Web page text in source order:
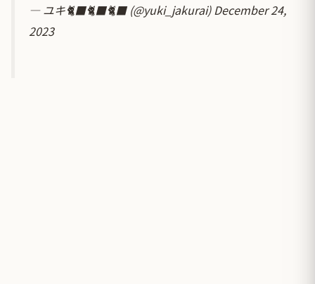
— ユキ🐈‍⬛🐈‍⬛🐈‍⬛ (@yuki_jakurai)December 24,
2023